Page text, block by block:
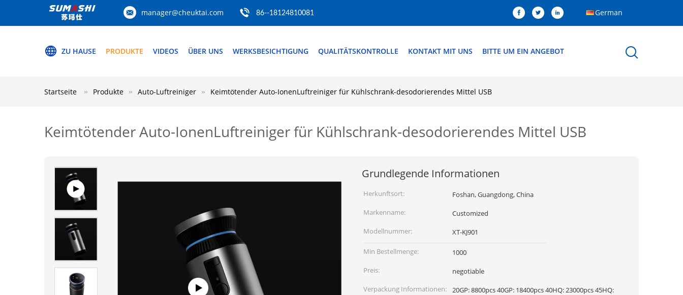
manager@cheuktai.com 86--18124810081 German
ZU HAUSE PRODUKTE VIDEOS ÜBER UNS WERKSBESICHTIGUNG QUALITÄTSKONTROLLE KONTAKT MIT UNS BITTE UM EIN ANGEBOT
Startseite Produkte Auto-Luftreiniger Keimtötender Auto-IonenLuftreiniger für Kühlschrank-desodorierendes Mittel USB
Keimtötender Auto-IonenLuftreiniger für Kühlschrank-desodorierendes Mittel USB
Grundlegende Informationen
Herkunftsort:
Foshan, Guangdong, China
Markenname:
Customized
Modellnummer:
XT-KJ901
Min Bestellmenge:
1000
Preis:
negotiable
Verpackung Informationen:
20GP: 8800pcs 40GP: 18400pcs 40HQ: 23000pcs 45HQ: